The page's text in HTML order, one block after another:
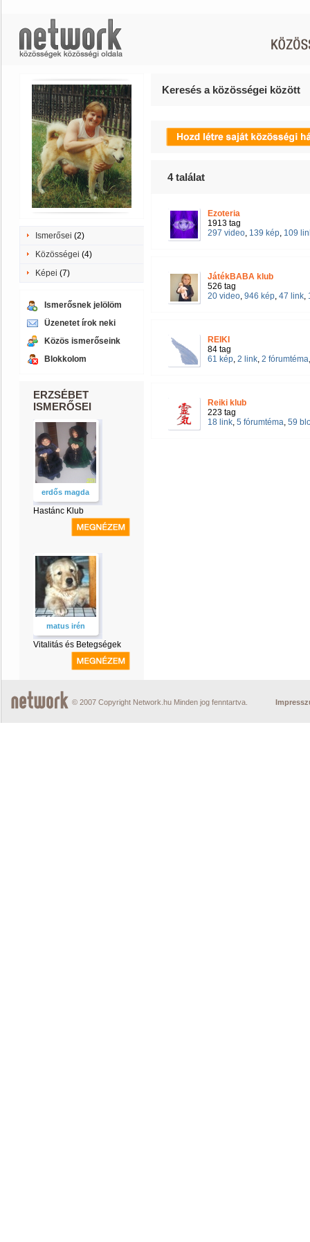
Ismerősei (2)
Közösségei (4)
Képei (7)
Ismerősnek jelölöm
Üzenetet írok neki
Közös ismerőseink
Blokkolom
ERZSÉBET
ISMERŐSEI
erdős magda
Hastánc Klub
matus irén
Vitalitás és Betegségek
Keresés a közösségei között
4találat
Ezoteria
1913 tag
297 video, 139 kép, 109
JátékBABA klub
526 tag
20 video, 946 kép, 47 link,
REIKI
84 tag
61 kép, 2 link, 2 fórumtéma
Reiki klub
223 tag
18 link, 5 fórumtéma, 59
© 2007 Copyright Network.hu Minden jog fenntartva.